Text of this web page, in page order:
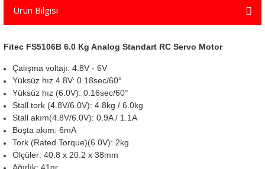
Ürün Bilgisi
Fitec FS5106B 6.0 Kg Analog Standart RC Servo Motor
Çalışma voltajı: 4.8V - 6V
Yüksüz hız 4.8V: 0.18sec/60°
Yüksüz hız (6.0V): 0.16sec/60°
Stall tork (4.8V/6.0V): 4.8kg / 6.0kg
Stall akım(4.8V/6.0V): 0.9A / 1.1A
Boşta akım: 6mA
Tork (Rated Torque)(6.0V): 2kg
Ölçüler: 40.8 x 20.2 x 38mm